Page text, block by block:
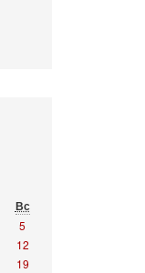
Вс
5
12
19